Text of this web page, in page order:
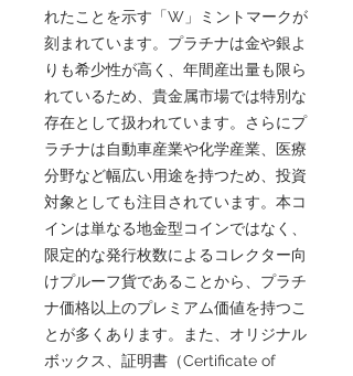
れたことを示す「W」ミントマークが
刻まれています。プラチナは金や銀よ
りも希少性が高く、年間産出量も限ら
れているため、貴金属市場では特別な
存在として扱われています。さらにプ
ラチナは自動車産業や化学産業、医療
分野など幅広い用途を持つため、投資
対象としても注目されています。本コ
インは単なる地金型コインではなく、
限定的な発行枚数によるコレクター向
けプルーフ貨であることから、プラチ
ナ価格以上のプレミアム価値を持つこ
とが多くあります。また、オリジナル
ボックス、証明書（Certificate of